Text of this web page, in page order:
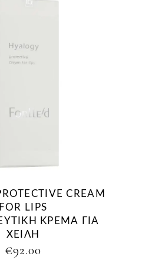
CREAM
FOR LIPS
ΚΡΕΜΑ ΓΙΑ
ΧΕΙΛΗ
€92.00